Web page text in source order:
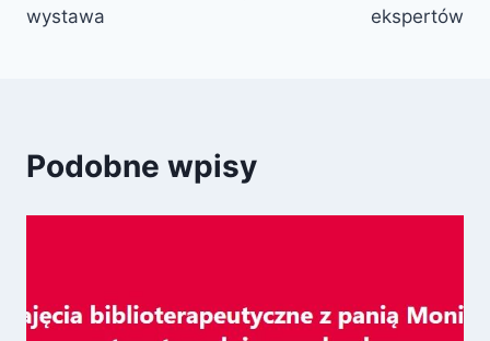
wystawa
ekspertów
Podobne wpisy